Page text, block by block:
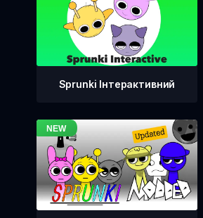
Sprunki Інтерактивний